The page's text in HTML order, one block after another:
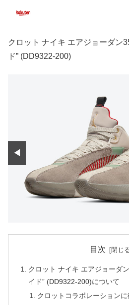
クロット ナイキ エアジョーダン
ド” (DD9322-200)
◀
目次
クロット ナイキ エアジョーダ
イド” (DD9322-200)について
クロットコラボレーションに